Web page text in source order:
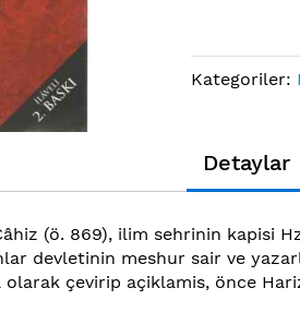
Kategoriler:
Detaylar
(ö. 869), ilim sehrinin kapisi
devletinin meshur sair ve
olarak çevirip açiklamis, önce